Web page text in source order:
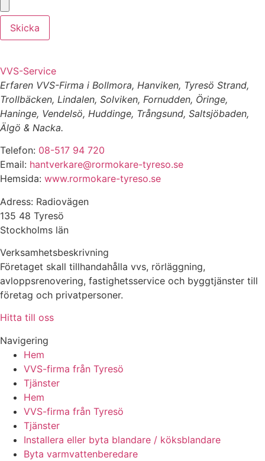
Skicka
VVS-Service
Erfaren VVS-Firma i Bollmora, Hanviken, Tyresö Strand,
Trollbäcken, Lindalen, Solviken, Fornudden, Öringe,
Haninge, Vendelsö, Huddinge, Trångsund, Saltsjöbaden,
Älgö & Nacka.
Telefon: 08-517 94 720
Email: hantverkare@rormokare-tyreso.se
Hemsida: www.rormokare-tyreso.se
Adress: Radiovägen
135 48 Tyresö
Stockholms län
Verksamhetsbeskrivning
Företaget skall tillhandahålla vvs, rörläggning,
avloppsrenovering, fastighetsservice och byggtjänster till
företag och privatpersoner.
Hitta till oss
Navigering
Hem
VVS-firma från Tyresö
Tjänster
Hem
VVS-firma från Tyresö
Tjänster
Installera eller byta blandare / köksblandare
Byta varmvattenberedare